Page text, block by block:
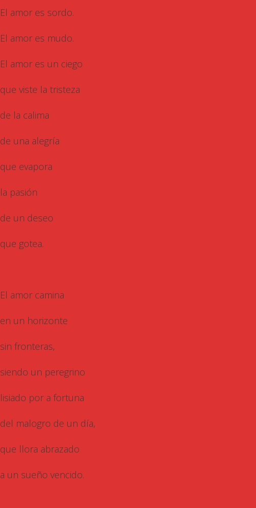
El amor es sordo.
El amor es mudo.
El amor es un ciego
que viste la tristeza
de la calima
de una alegría
que evapora
la pasión
de un deseo
que gotea.
El amor camina
en un horizonte
sin fronteras,
siendo un peregrino
lisiado por a fortuna
del malogro de un día,
que llora abrazado
a un sueño vencido.